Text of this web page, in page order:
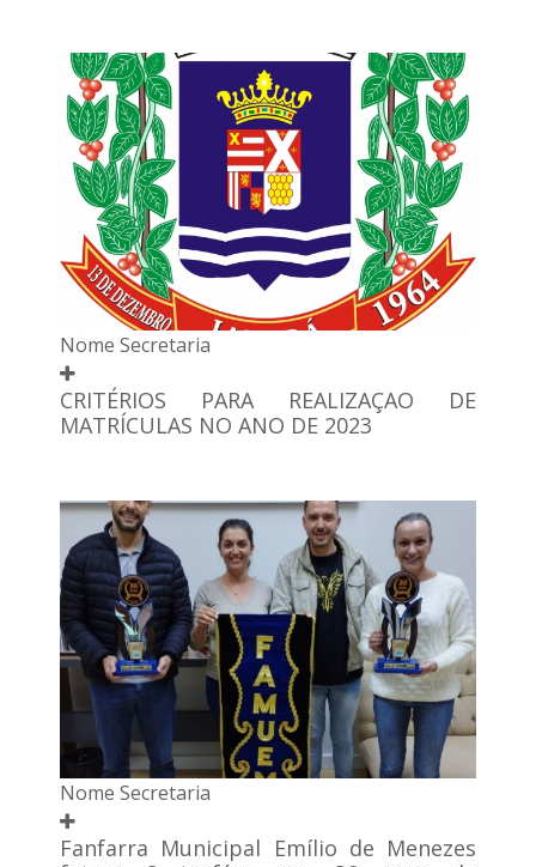
Nome Secretaria
CRITÉRIOS PARA REALIZAÇAO DE
MATRÍCULAS NO ANO DE 2023
Nome Secretaria
Fanfarra Municipal Emílio de Menezes